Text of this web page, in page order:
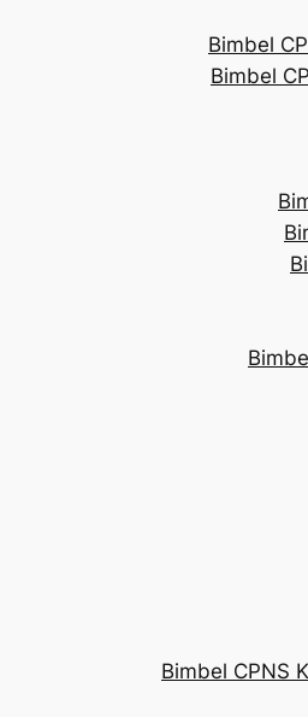
Bimbel
Bimbel
Bimbel CPNS